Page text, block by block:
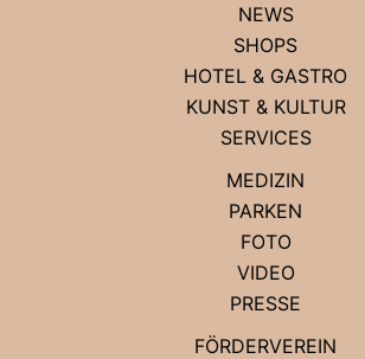
NEWS
SHOPS
HOTEL & GASTRO
KUNST & KULTUR
SERVICES
MEDIZIN
PARKEN
FOTO
VIDEO
PRESSE
FÖRDERVEREIN